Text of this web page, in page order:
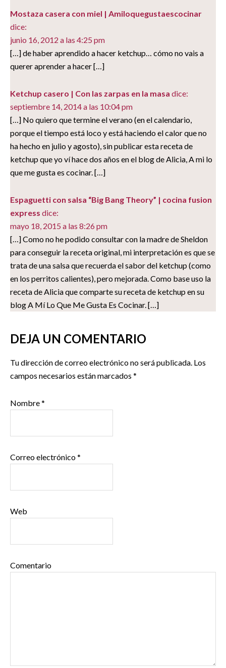
Mostaza casera con miel | Amiloquegustaescocinar
dice:
junio 16, 2012 a las 4:25 pm
[…] de haber aprendido a hacer ketchup… cómo no vais a
querer aprender a hacer […]
Ketchup casero | Con las zarpas en la masa dice:
septiembre 14, 2014 a las 10:04 pm
[…] No quiero que termine el verano (en el calendario,
porque el tiempo está loco y está haciendo el calor que no
ha hecho en julio y agosto), sin publicar esta receta de
ketchup que yo ví hace dos años en el blog de Alicia, A mi lo
que me gusta es cocinar. […]
Espaguetti con salsa “Big Bang Theory” | cocina fusion
express dice:
mayo 18, 2015 a las 8:26 pm
[…] Como no he podido consultar con la madre de Sheldon
para conseguir la receta original, mi interpretación es que se
trata de una salsa que recuerda el sabor del ketchup (como
en los perritos calientes), pero mejorada. Como base uso la
receta de Alicia que comparte su receta de ketchup en su
blog A Mí Lo Que Me Gusta Es Cocinar. […]
DEJA UN COMENTARIO
Tu dirección de correo electrónico no será publicada. Los
campos necesarios están marcados *
Nombre*
Correo electrónico*
Web
Comentario